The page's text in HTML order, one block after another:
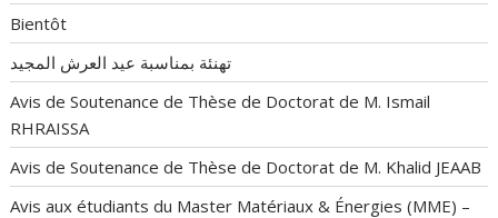
Bientôt
تهنئة بمناسبة عيد العرش المجيد
Avis de Soutenance de Thèse de Doctorat de M. Ismail
RHRAISSA
Avis de Soutenance de Thèse de Doctorat de M. Khalid JEAAB
Avis aux étudiants du Master Matériaux & Énergies (MME) –